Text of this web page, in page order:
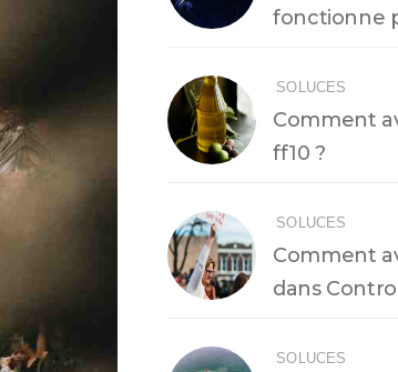
fonctionne
SOLUCES
Comment
ff10 ?
SOLUCES
Comment
dans
SOLUCES